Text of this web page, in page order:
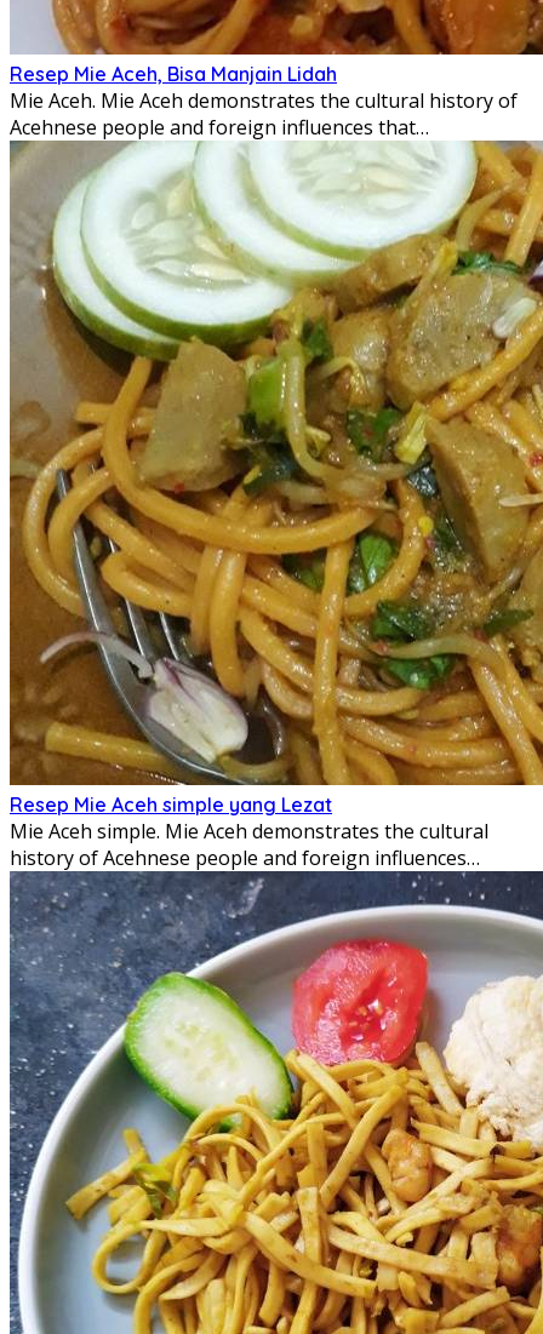
Resep Mie Aceh, Bisa Manjain Lidah
Mie Aceh. Mie Aceh demonstrates the cultural history of
Acehnese people and foreign influences that…
Resep Mie Aceh simple yang Lezat
Mie Aceh simple. Mie Aceh demonstrates the cultural
history of Acehnese people and foreign influences…